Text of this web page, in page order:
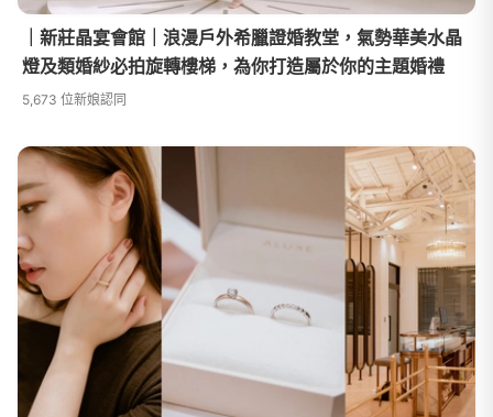
｜新莊晶宴會館｜浪漫戶外希臘證婚教堂，氣勢華美水晶
燈及類婚紗必拍旋轉樓梯，為你打造屬於你的主題婚禮
5,673 位新娘認同